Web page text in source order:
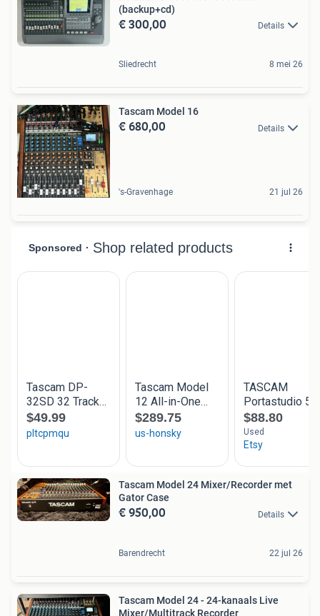
(backup+cd)
€ 300,00 Details
Sliedrecht 8 mei 26
Tascam Model 16
€ 680,00 Details
's-Gravenhage 21 jul 26
Tascam Model 24 Mixer/Recorder met
Gator Case
€ 950,00 Details
Barendrecht 22 jul 26
Tascam Model 24 - 24-kanaals Live
Mixer/Multitrack Recorder